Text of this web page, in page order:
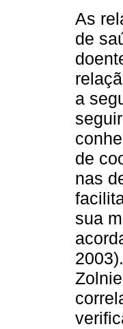
As
de
a
de
nas
sua